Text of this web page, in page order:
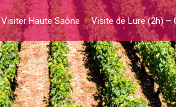
Visiter Haute Saône Visite de Lure (2h) –